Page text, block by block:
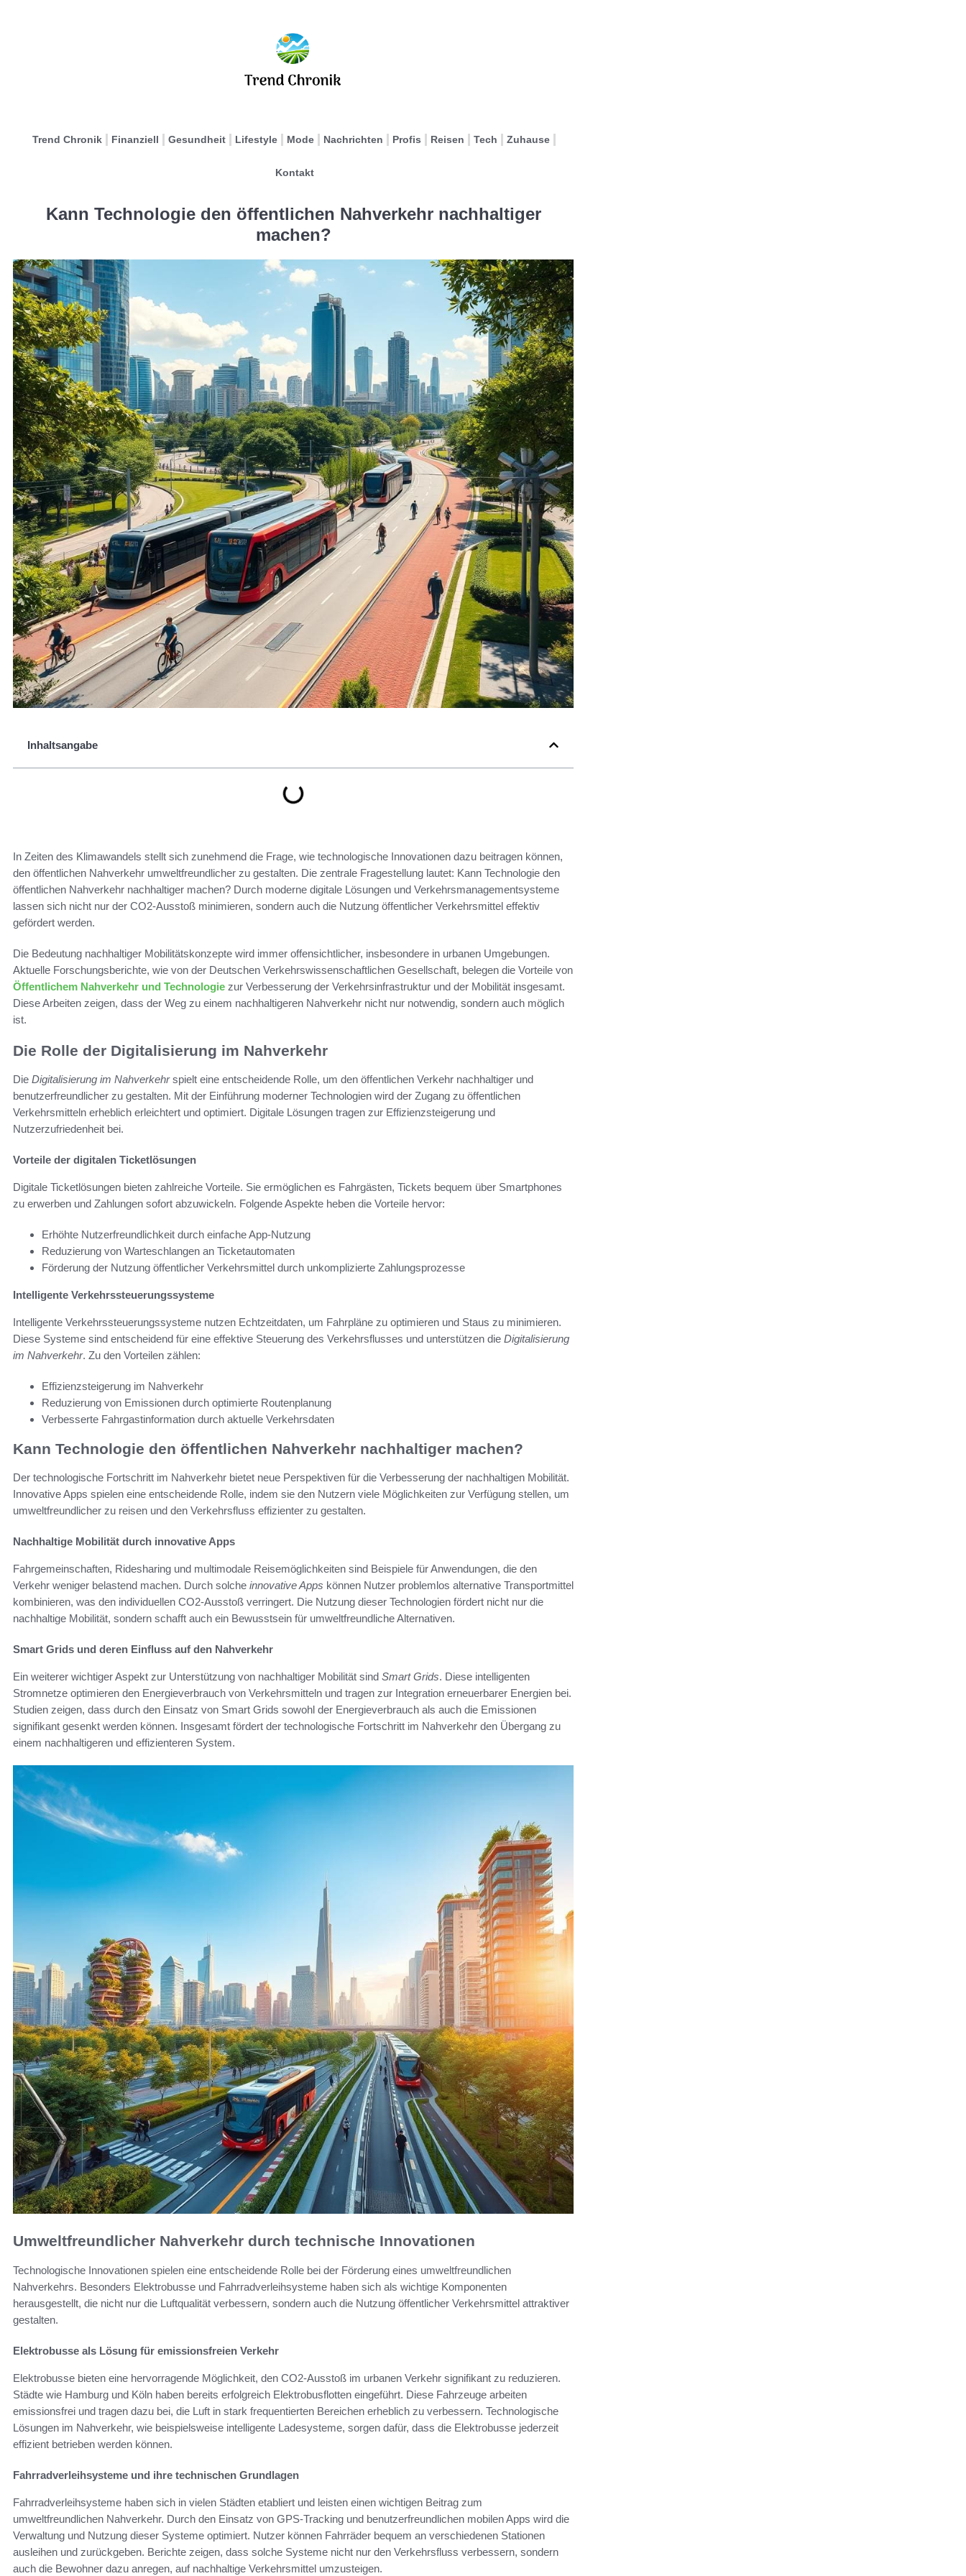
Trend Chronik Finanziell Gesundheit Lifestyle Mode Nachrichten Profis Reisen Tech Zuhause
Kontakt
Kann Technologie den öffentlichen Nahverkehr nachhaltiger
machen?
Inhaltsangabe
In Zeiten des Klimawandels stellt sich zunehmend die Frage, wie technologische Innovationen dazu beitragen können,
den öffentlichen Nahverkehr umweltfreundlicher zu gestalten. Die zentrale Fragestellung lautet: Kann Technologie den
öffentlichen Nahverkehr nachhaltiger machen? Durch moderne digitale Lösungen und Verkehrsmanagementsysteme
lassen sich nicht nur der CO2-Ausstoß minimieren, sondern auch die Nutzung öffentlicher Verkehrsmittel effektiv
gefördert werden.
Die Bedeutung nachhaltiger Mobilitätskonzepte wird immer offensichtlicher, insbesondere in urbanen Umgebungen.
Aktuelle Forschungsberichte, wie von der Deutschen Verkehrswissenschaftlichen Gesellschaft, belegen die Vorteile von
Öffentlichem Nahverkehr und Technologie zur Verbesserung der Verkehrsinfrastruktur und der Mobilität insgesamt.
Diese Arbeiten zeigen, dass der Weg zu einem nachhaltigeren Nahverkehr nicht nur notwendig, sondern auch möglich
ist.
Die Rolle der Digitalisierung im Nahverkehr
Die Digitalisierung im Nahverkehrspielt eine entscheidende Rolle, um den öffentlichen Verkehr nachhaltiger und
benutzerfreundlicher zu gestalten. Mit der Einführung moderner Technologien wird der Zugang zu öffentlichen
Verkehrsmitteln erheblich erleichtert und optimiert. Digitale Lösungen tragen zur Effizienzsteigerung und
Nutzerzufriedenheit bei.
Vorteile der digitalen Ticketlösungen
Digitale Ticketlösungen bieten zahlreiche Vorteile. Sie ermöglichen es Fahrgästen, Tickets bequem über Smartphones
zu erwerben und Zahlungen sofort abzuwickeln. Folgende Aspekte heben die Vorteile hervor:
Erhöhte Nutzerfreundlichkeit durch einfache App-Nutzung
Reduzierung von Warteschlangen an Ticketautomaten
Förderung der Nutzung öffentlicher Verkehrsmittel durch unkomplizierte Zahlungsprozesse
Intelligente Verkehrssteuerungssysteme
Intelligente Verkehrssteuerungssysteme nutzen Echtzeitdaten, um Fahrpläne zu optimieren und Staus zu minimieren.
Diese Systeme sind entscheidend für eine effektive Steuerung des Verkehrsflusses und unterstützen die Digitalisierung
im Nahverkehr. Zu den Vorteilen zählen:
Effizienzsteigerung im Nahverkehr
Reduzierung von Emissionen durch optimierte Routenplanung
Verbesserte Fahrgastinformation durch aktuelle Verkehrsdaten
Kann Technologie den öffentlichen Nahverkehr nachhaltiger machen?
Der technologische Fortschritt im Nahverkehr bietet neue Perspektiven für die Verbesserung der nachhaltigen Mobilität.
Innovative Apps spielen eine entscheidende Rolle, indem sie den Nutzern viele Möglichkeiten zur Verfügung stellen, um
umweltfreundlicher zu reisen und den Verkehrsfluss effizienter zu gestalten.
Nachhaltige Mobilität durch innovative Apps
Fahrgemeinschaften, Ridesharing und multimodale Reisemöglichkeiten sind Beispiele für Anwendungen, die den
Verkehr weniger belastend machen. Durch solche innovative Apps können Nutzer problemlos alternative Transportmittel
kombinieren, was den individuellen CO2-Ausstoß verringert. Die Nutzung dieser Technologien fördert nicht nur die
nachhaltige Mobilität, sondern schafft auch ein Bewusstsein für umweltfreundliche Alternativen.
Smart Grids und deren Einfluss auf den Nahverkehr
Ein weiterer wichtiger Aspekt zur Unterstützung von nachhaltiger Mobilität sind Smart Grids. Diese intelligenten
Stromnetze optimieren den Energieverbrauch von Verkehrsmitteln und tragen zur Integration erneuerbarer Energien bei.
Studien zeigen, dass durch den Einsatz von Smart Grids sowohl der Energieverbrauch als auch die Emissionen
signifikant gesenkt werden können. Insgesamt fördert der technologische Fortschritt im Nahverkehr den Übergang zu
einem nachhaltigeren und effizienteren System.
Umweltfreundlicher Nahverkehr durch technische Innovationen
Technologische Innovationen spielen eine entscheidende Rolle bei der Förderung eines umweltfreundlichen
Nahverkehrs. Besonders Elektrobusse und Fahrradverleihsysteme haben sich als wichtige Komponenten
herausgestellt, die nicht nur die Luftqualität verbessern, sondern auch die Nutzung öffentlicher Verkehrsmittel attraktiver
gestalten.
Elektrobusse als Lösung für emissionsfreien Verkehr
Elektrobusse bieten eine hervorragende Möglichkeit, den CO2-Ausstoß im urbanen Verkehr signifikant zu reduzieren.
Städte wie Hamburg und Köln haben bereits erfolgreich Elektrobusflotten eingeführt. Diese Fahrzeuge arbeiten
emissionsfrei und tragen dazu bei, die Luft in stark frequentierten Bereichen erheblich zu verbessern. Technologische
Lösungen im Nahverkehr, wie beispielsweise intelligente Ladesysteme, sorgen dafür, dass die Elektrobusse jederzeit
effizient betrieben werden können.
Fahrradverleihsysteme und ihre technischen Grundlagen
Fahrradverleihsysteme haben sich in vielen Städten etabliert und leisten einen wichtigen Beitrag zum
umweltfreundlichen Nahverkehr. Durch den Einsatz von GPS-Tracking und benutzerfreundlichen mobilen Apps wird die
Verwaltung und Nutzung dieser Systeme optimiert. Nutzer können Fahrräder bequem an verschiedenen Stationen
ausleihen und zurückgeben. Berichte zeigen, dass solche Systeme nicht nur den Verkehrsfluss verbessern, sondern
auch die Bewohner dazu anregen, auf nachhaltige Verkehrsmittel umzusteigen.